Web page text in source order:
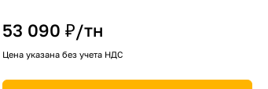
53 090 ₽/тн
Цена указана без учета НДС